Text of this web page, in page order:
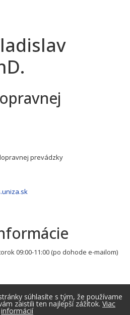
prevádzky
09:00-11:00 (po dohode e-mailom)
súhlasíte s tým, že používame
zaistili ten najlepší zážitok. Viac
informácií